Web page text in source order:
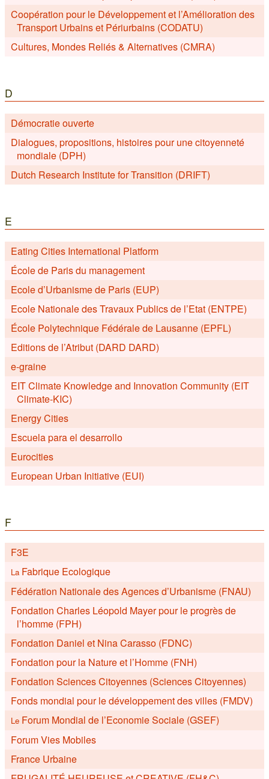
Coopération pour le Développement et l’Amélioration des
Transport Urbains et Périurbains (CODATU)
Cultures, Mondes Reliés & Alternatives (CMRA)
D
Démocratie ouverte
Dialogues, propositions, histoires pour une citoyenneté
mondiale (DPH)
Dutch Research Institute for Transition (DRIFT)
E
Eating Cities International Platform
École de Paris du management
Ecole d’Urbanisme de Paris (EUP)
Ecole Nationale des Travaux Publics de l’Etat (ENTPE)
École Polytechnique Fédérale de Lausanne (EPFL)
Editions de l’Atribut (DARD DARD)
e-graine
EIT Climate Knowledge and Innovation Community (EIT
Climate-KIC)
Energy Cities
Escuela para el desarrollo
Eurocities
European Urban Initiative (EUI)
F
F3E
LaFabrique Ecologique
Fédération Nationale des Agences d’Urbanisme (FNAU)
Fondation Charles Léopold Mayer pour le progrès de
l’homme (FPH)
Fondation Daniel et Nina Carasso (FDNC)
Fondation pour la Nature et l’Homme (FNH)
Fondation Sciences Citoyennes (Sciences Citoyennes)
Fonds mondial pour le développement des villes (FMDV)
Le Forum Mondial de l’Economie Sociale (GSEF)
Forum Vies Mobiles
France Urbaine